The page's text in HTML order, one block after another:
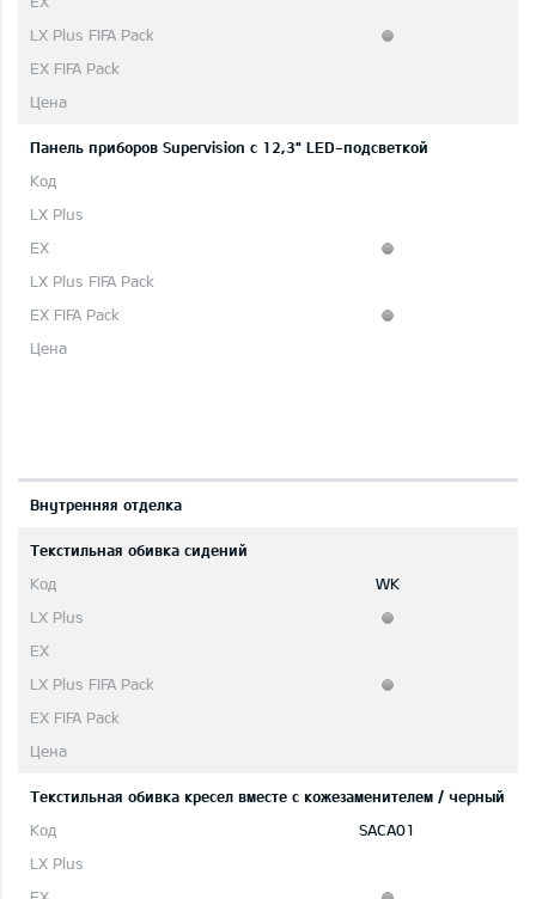
Панель приборов Supervision c 12,3" LED-подсветкой
Bнутренняя отделка
Текстильная обивка сидений
WK
Текстильная обивка кресел вместе с кожезаменителем / черный
SACA01